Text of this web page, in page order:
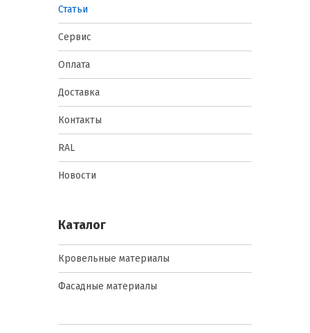
Статьи
Сервис
Оплата
Доставка
Контакты
RAL
Новости
Каталог
Кровельные материалы
Фасадные материалы